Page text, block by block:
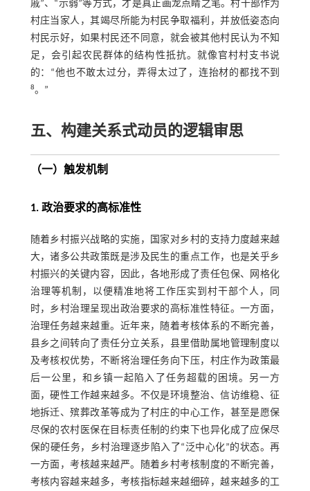
戚”、“示弱”等方式，才是真正画龙点睛之笔。村干部作为
村庄当家人，其竭尽所能为村民争取福利，并放低姿态向
村民示好，如果村民还不同意，就会被其他村民认为不知
足，会引起农民群体的结构性抵抗。就像官村村支书说
的：“他也不敢太过分，弄得太过了，连抬材的都找不到
8。”
五、构建关系式动员的逻辑审思
（一）触发机制
1. 政治要求的高标准性
随着乡村振兴战略的实施，国家对乡村的支持力度越来越
大，诸多公共政策既是涉及民生的重点工作，也是关乎乡
村振兴的关键内容，因此，各地形成了责任包保、网格化
治理等机制，以便精准地将工作压实到村干部个人，同
时，乡村治理呈现出政治要求的高标准性特征。一方面，
治理任务越来越重。近年来，随着考核体系的不断完善，
县乡之间转向了责任分立关系，县里借助属地管理制度以
及考核权优势，不断将治理任务向下压，村庄作为政策最
后一公里，和乡镇一起陷入了任务超载的困境。另一方
面，硬性工作越来越多。不仅是环境整治、信访维稳、征
地拆迁、殡葬改革等成为了村庄的中心工作，甚至是愿保
尽保的农村医保在目标责任制的约束下也异化成了应保尽
保的硬任务，乡村治理逐步陷入了“泛中心化”的状态。再
一方面，考核越来越严。随着乡村考核制度的不断完善，
考核内容越来越多，考核指标越来越细碎，越来越多的工